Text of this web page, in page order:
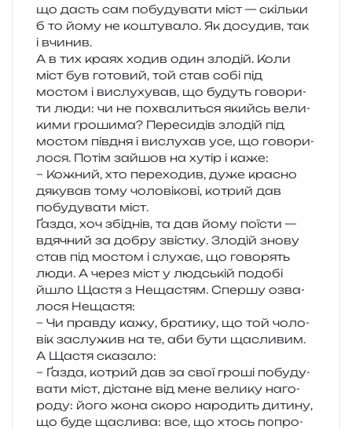
що дасть сам побу­ду­ва­ти міст — скіль­ки
б то йому не кошту­ва­ло. Як досу­див, так
і вчинив.
А в тих краях ходив один зло­дій. Коли
міст був гото­вий, той став собі під
мостом і вислу­ху­вав, що будуть гово­ри­
ти люди: чи не похва­ли­ться якийсь вели­
ки­ми гро­ши­ма? Пересидів зло­дій під
мостом пів­дня і вислу­хав усе, що гово­ри­
ло­ся. Потім зайшов на хутір і каже:
– Кожний, хто пере­хо­див, дуже кра­сно
дяку­вав тому чоло­ві­ко­ві, котрий дав
побу­ду­ва­ти міст.
Ґазда, хоч збі­днів, та дав йому поїсти —
вдя­чний за добру звіс­тку. Злодій знову
став під мостом і слу­хає, що гово­рять
люди. А через міст у люд­ській подо­бі
йшло Щастя з Нещастям. Спершу озва­
ло­ся Нещастя:
– Чи прав­ду кажу, бра­ти­ку, що той чоло­
вік заслу­жив на те, аби бути щасливим.
А Щастя сказало:
– Ґазда, котрий дав за свої гроші побу­ду­
ва­ти міст, діста­не від мене вели­ку наго­
ро­ду: його жона скоро наро­дить дити­ну,
що буде щасли­ва: все, що хтось попро­